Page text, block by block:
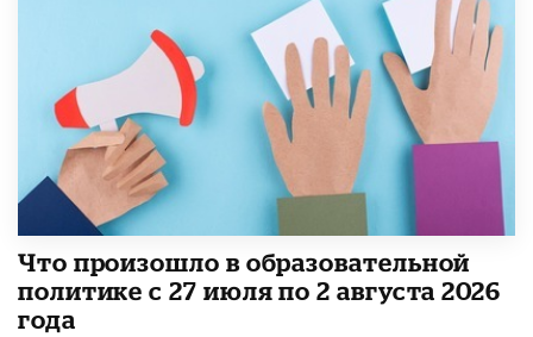
​Что произошло в образовательной
политике с 27 июля по 2 августа 2026
года